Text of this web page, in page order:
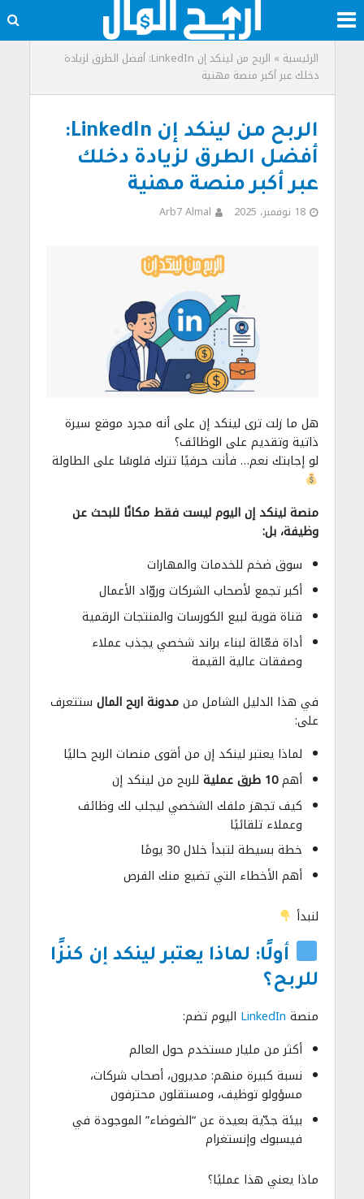
الرئيسية »
الربح من لينكد إن LinkedIn: أفضل الطرق لزيادة
دخلك عبر أكبر منصة مهنية
الربح من لينكد إن LinkedIn:
أفضل الطرق لزيادة دخلك
عبر أكبر منصة مهنية
18 نوفمبر، 2025 Arb7 Almal
هل ما زلت ترى لينكد إن على أنه مجرد موقع سيرة
ذاتية وتقديم على الوظائف؟
لو إجابتك نعم… فأنت حرفيًا تترك فلوسًا على الطاولة
منصة لينكد إن اليوم ليست فقط مكانًا للبحث عن
وظيفة، بل:
سوق ضخم للخدمات والمهارات
أكبر تجمع لأصحاب الشركات وروّاد الأعمال
قناة قوية لبيع الكورسات والمنتجات الرقمية
أداة فعّالة لبناء براند شخصي يجذب عملاء
وصفقات عالية القيمة
في هذا الدليل الشامل منمدونة اربح المال ستتعرف
على:
لماذا يعتبر لينكد إن من أقوى منصات الربح حاليًا
أهم10 طرق عملية
للربح من لينكد إن
كيف تجهز ملفك الشخصي ليجلب لك وظائف
وعملاء تلقائيًا
خطة بسيطة لتبدأ خلال 30 يومًا
أهم الأخطاء التي تضيع منك الفرص
لنبدأ
أولًا: لماذا يعتبر لينكد إن كنزًا
للربح؟
منصة LinkedIn اليوم تضم:
أكثر من مليار مستخدم حول العالم
نسبة كبيرة منهم: مديرون، أصحاب شركات،
مسؤولو توظيف، ومستقلون محترفون
بيئة جدّية بعيدة عن “الضوضاء” الموجودة في
فيسبوك وإنستغرام
ماذا يعني هذا عمليًا؟